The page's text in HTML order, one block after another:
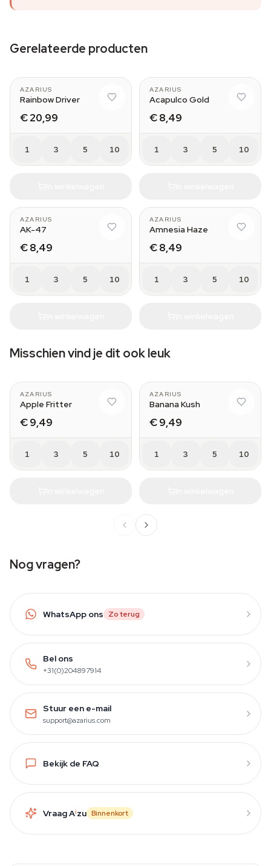
Gerelateerde producten
AZARIUS
Rainbow Driver
€ 20,99
1 3 5 10
AZARIUS
Acapulco Gold
€ 8,49
1 3 5 10
AZARIUS
AK-47
€ 8,49
1 3 5 10
AZARIUS
Amnesia Haze
€ 8,49
1 3 5 10
Misschien vind je dit ook leuk
AZARIUS
Apple Fritter
€ 9,49
1 3 5 10
AZARIUS
Banana Kush
€ 9,49
1 3 5 10
Nog vragen?
WhatsApp ons Zo terug
Bel ons
+31(0)204897914
Stuur een e-mail
support@azarius.com
Bekijk de FAQ
Vraag Aizu Binnenkort